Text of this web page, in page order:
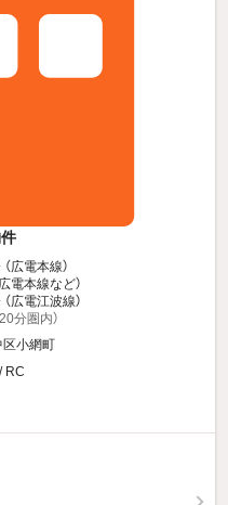
広電本線）
電本線など）
広電江波線）
分圏内）
区小網町
RC